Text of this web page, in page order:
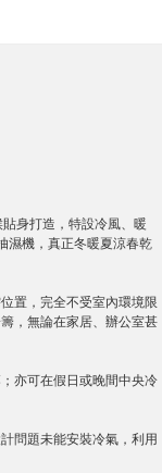
身打造，特設冷風、暖
濕機，真正冬暖夏涼春乾
置，完全不受室內環境限
，無論在家居、辦公室甚
亦可在假日或晚間中央冷
問題未能安裝冷氣，利用